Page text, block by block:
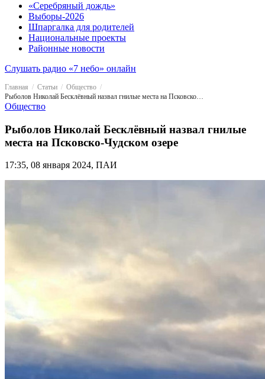
«Серебряный дождь»
Выборы-2026
Шпаргалка для родителей
Национальные проекты
Районные новости
Слушать радио «7 небо» онлайн
Главная Статьи
Общество
Рыболов Николай Бесклёвный назвал гнилые места на Псковско-Чудском озере
Общество
Рыболов Николай Бесклёвный назвал гнилые
места на Псковско-Чудском озере
17:35, 08 января 2024, ПАИ